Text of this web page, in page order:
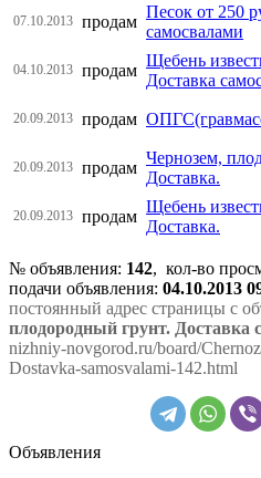
07.10.2013 продам
Песок от 250
самосвалами
04.10.2013 продам
Щебень
Доставка
20.09.2013 продам
20.09.2013 продам
Чернозем,
Доставка.
20.09.2013 продам
Щебень
Доставка.
№ объявления: 142, кол-во
подачи объявления: 04.10.2013
постоянный адрес страницы с
плодородный грунт. Доставка
nizhniy-novgorod.ru/board/
Dostavka-samosvalami-142.html
Объявления